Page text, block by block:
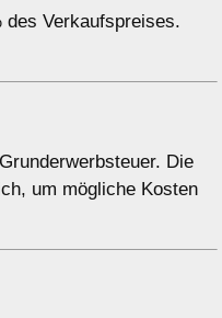
des Verkaufspreises.
Die
um mögliche Kosten